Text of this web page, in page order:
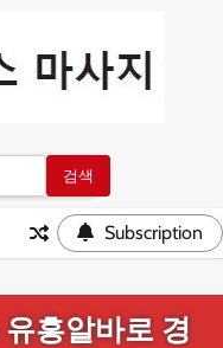
Subscription
흥알바로 경